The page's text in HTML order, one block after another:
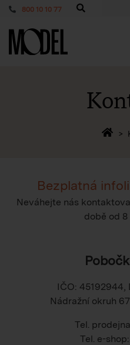
800 10 10 77
PackShop
Bezplatná
Neváhejte nás
době od 8
IČO: 45192944,
Nádražní okruh
Tel.
Tel. e-